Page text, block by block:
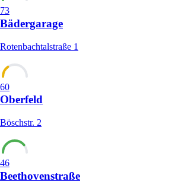
73
Bädergarage
Rotenbachtalstraße 1
60
Oberfeld
Böschstr. 2
46
Beethovenstraße